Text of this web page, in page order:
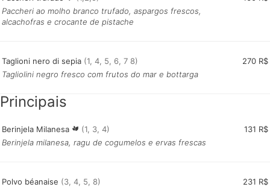
Paccheri ao molho branco trufado, aspargos frescos,
alcachofras e crocante de pistache
Taglioni nero di sepia (1, 4, 5, 6, 7 8)
270 R$
Tagliolini negro fresco com frutos do mar e bottarga
Principais
Berinjela Milanesa (1, 3, 4)
131 R$
Berinjela milanesa, ragu de cogumelos e ervas frescas
Polvo béanaise (3, 4, 5, 8)
231 R$